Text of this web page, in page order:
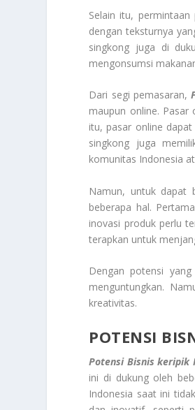
Selain itu,
dengan teksturnya
singkong juga di
mengonsumsi
Dari segi pemasaran,
maupun online.
itu, pasar online
singkong juga
komunitas Indonesia
Namun, untuk dapat
beberapa hal.
inovasi produk perlu
terapkan untuk
Dengan potensi
menguntungkan.
kreativitas.
POTENSI
Potensi Bisnis keripik
ini di dukung oleh
Indonesia saat ini